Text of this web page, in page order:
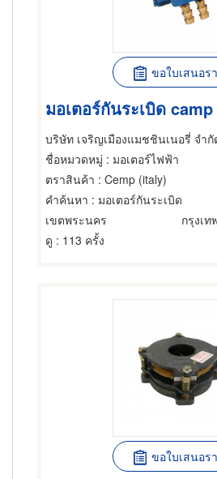
ขอใบเสนอร
มอเตอร์กันระเบิด camp
บริษัท เจริญเมืองแมชชินเนอรี่ จำกั
ชื่อหมวดหมู่ : มอเตอร์ไฟฟ้า
ตราสินค้า : Cemp (italy)
คำค้นหา : มอเตอร์กันระเบิด
เขตพระนคร
กรุงเ
ดู : 113 ครั้ง
ขอใบเสนอร